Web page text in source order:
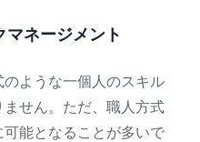
マネージメント
ような一個人のスキル
せん。ただ、職人方式
能となることが多いで